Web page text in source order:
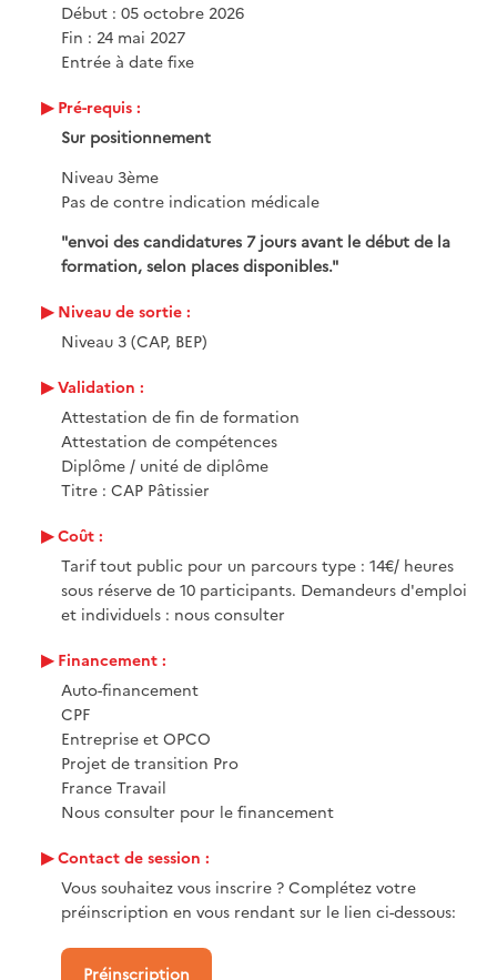
Début : 05 octobre 2026
Fin : 24 mai 2027
Entrée à date fixe
Pré-requis :
Sur positionnement
Niveau 3ème
Pas de contre indication médicale
"envoi des candidatures 7 jours avant le début de la
formation, selon places disponibles."
Niveau de sortie :
Niveau 3 (CAP, BEP)
Validation :
Attestation de fin de formation
Attestation de compétences
Diplôme / unité de diplôme
Titre : CAP Pâtissier
Coût :
Tarif tout public pour un parcours type : 14€/ heures
sous réserve de 10 participants. Demandeurs d'emploi
et individuels : nous consulter
Financement :
Auto-financement
CPF
Entreprise et OPCO
Projet de transition Pro
France Travail
Nous consulter pour le financement
Contact de session :
Vous souhaitez vous inscrire ? Complétez votre
préinscription en vous rendant sur le lien ci-dessous:
Préinscription